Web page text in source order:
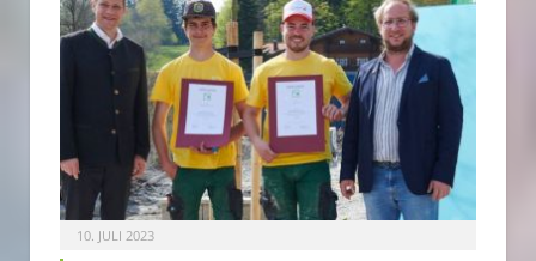
10. JULI 2023